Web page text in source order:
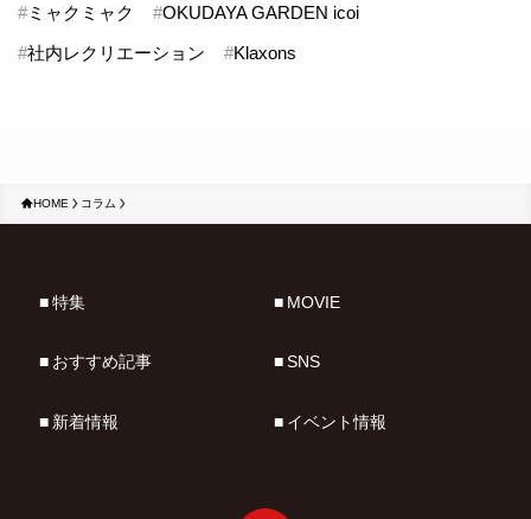
#ミャクミャク #OKUDAYA GARDEN icoi
#社内レクリエーション #Klaxons
HOME コラム
特集
おすすめ記事
新着情報
MOVIE
SNS
イベント情報